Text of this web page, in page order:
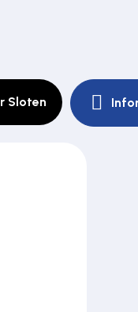
Sloten